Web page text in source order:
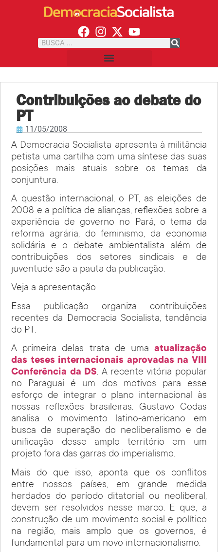
Contribuições ao debate do
PT
11/05/2008
A Democracia Socialista apresenta à militância
petista uma cartilha com uma síntese das suas
posições mais atuais sobre os temas da
conjuntura.
A questão internacional, o PT, as eleições de
2008 e a política de alianças, reflexões sobre a
experiência de governo no Pará, o tema da
reforma agrária, do feminismo, da economia
solidária e o debate ambientalista além de
contribuições dos setores sindicais e de
juventude são a pauta da publicação.
Veja a apresentação
Essa publicação organiza contribuições
recentes da Democracia Socialista, tendência
do PT.
A primeira delas trata de uma atualização
das teses internacionais aprovadas na VIII
Conferência da DS. A recente vitória popular
no Paraguai é um dos motivos para esse
esforço de integrar o plano internacional às
nossas reflexões brasileiras. Gustavo Codas
analisa o movimento latino-americano em
busca de superação do neoliberalismo e de
unificação desse amplo território em um
projeto fora das garras do imperialismo.
Mais do que isso, aponta que os conflitos
entre nossos países, em grande medida
herdados do período ditatorial ou neoliberal,
devem ser resolvidos nesse marco. E que, a
construção de um movimento social e político
na região, mais amplo que os governos, é
fundamental para um novo internacionalismo.